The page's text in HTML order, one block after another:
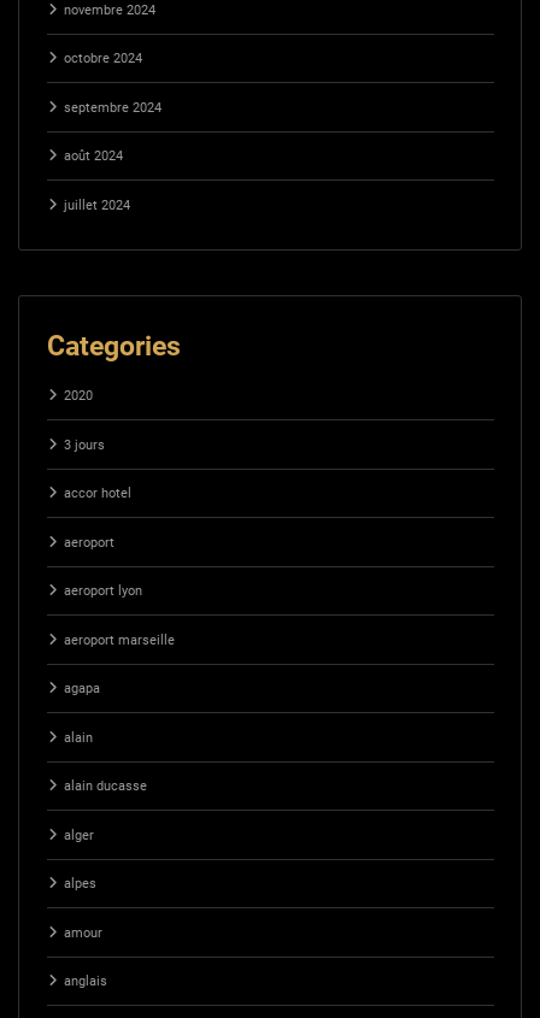
novembre 2024
octobre 2024
septembre 2024
août 2024
juillet 2024
Categories
2020
3 jours
accor hotel
aeroport
aeroport lyon
aeroport marseille
agapa
alain
alain ducasse
alger
alpes
amour
anglais